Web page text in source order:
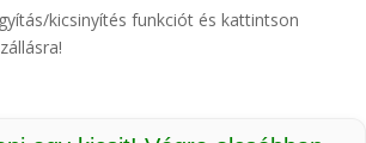
kicsinyítés funkciót és kattintson